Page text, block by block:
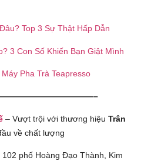
Top 3 Sự Thật Hấp Dẫn
3 Con Số Khiến Bạn Giật Mình
Pha Trà Teapresso
– Vượt trội với thương hiệu Trân
về chất lượng
phố Hoàng Đạo Thành, Kim